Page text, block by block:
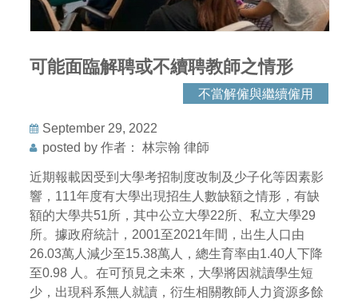
可能面臨解聘或不續聘教師之情形
不當解僱與繼續僱用
September 29, 2022
posted by 作者： 林宗翰 律師
近期報載因受到大學考招制度改制及少子化等因素影
響，111年度有大學出現招生人數缺額之情形，有缺
額的大學共51所，其中公立大學22所、私立大學29
所。據政府統計，2001至2021年間，出生人口由
26.03萬人減少至15.38萬人，總生育率由1.40人下降
至0.98 人。在可預見之未來，大學將因就讀學生短
少，出現科系無人就讀，衍生相關教師人力資源多餘